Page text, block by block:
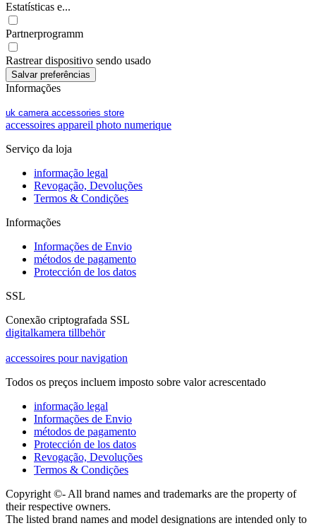
Estatísticas e...
Partnerprogramm
Rastrear dispositivo sendo usado
Informações
uk camera accessories store
accessoires appareil photo numerique
Serviço da loja
informação legal
Revogação, Devoluções
Termos & Condições
Informações
Informações de Envio
métodos de pagamento
Protección de los datos
SSL
Conexão criptografada SSL
digitalkamera tillbehör
accessoires pour navigation
Todos os preços incluem imposto sobre valor acrescentado
informação legal
Informações de Envio
métodos de pagamento
Protección de los datos
Revogação, Devoluções
Termos & Condições
Copyright ©- All brand names and trademarks are the property of
their respective owners.
The listed brand names and model designations are intended only to